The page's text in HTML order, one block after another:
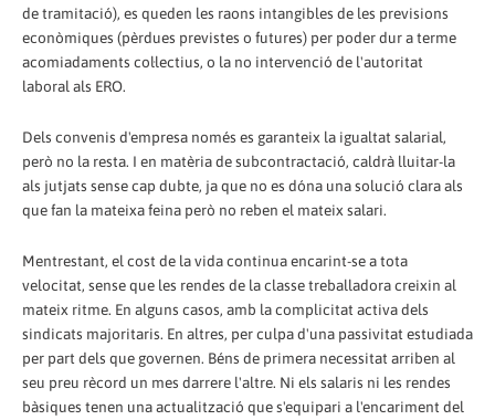
de tramitació), es queden les raons intangibles de les previsions
econòmiques (pèrdues previstes o futures) per poder dur a terme
acomiadaments col·lectius, o la no intervenció de l'autoritat
laboral als ERO.
Dels convenis d'empresa només es garanteix la igualtat salarial,
però no la resta. I en matèria de subcontractació, caldrà lluitar-la
als jutjats sense cap dubte, ja que no es dóna una solució clara als
que fan la mateixa feina però no reben el mateix salari.
Mentrestant, el cost de la vida continua encarint-se a tota
velocitat, sense que les rendes de la classe treballadora creixin al
mateix ritme. En alguns casos, amb la complicitat activa dels
sindicats majoritaris. En altres, per culpa d'una passivitat estudiada
per part dels que governen. Béns de primera necessitat arriben al
seu preu rècord un mes darrere l'altre. Ni els salaris ni les rendes
bàsiques tenen una actualització que s'equipari a l'encariment del